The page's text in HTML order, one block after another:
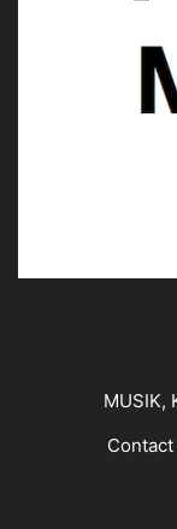
MUSIK,
Contact